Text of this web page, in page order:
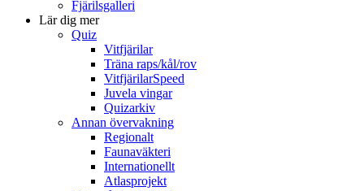
Fjärilsgalleri
Lär dig mer
Quiz
Vitfjärilar
Träna raps/kål/rov
VitfjärilarSpeed
Juvela vingar
Quizarkiv
Annan övervakning
Regionalt
Faunaväkteri
Internationellt
Atlasprojekt